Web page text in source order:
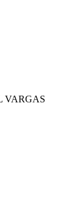
VARGAS